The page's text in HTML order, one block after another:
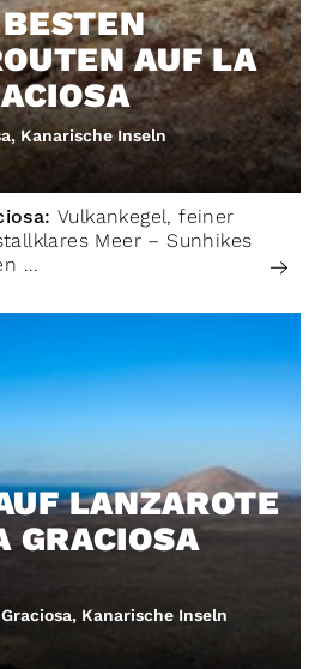
AUF LA
Kanarische Inseln
Vulkankegel, feiner
Meer – Sunhikes
...
LANZAROTE
GRACIOSA
Kanarische Inseln